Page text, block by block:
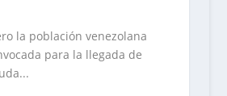
la población venezolana
para la llegada de